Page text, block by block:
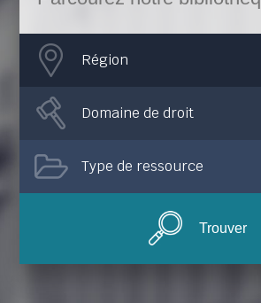
Région
Domaine de droit
Type de ressource
Trouver